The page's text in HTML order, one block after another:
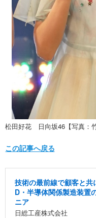
松田好花 日向坂46【写真：
この記事へ戻る
技術の最前線で顧客と
D・半導体関係製造装置
ニア
日総工産株式会社